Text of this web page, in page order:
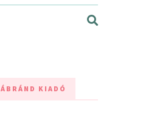
ÁBRÁND KIADÓ